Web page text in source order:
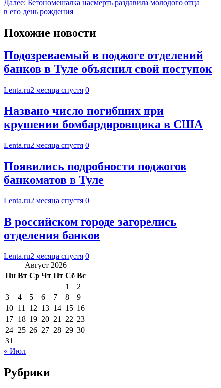
Далее: Бетономешалка насмерть раздавила молодого отца
в его день рождения
Похожие новости
Подозреваемый в поджоге отделений
банков в Туле объяснил свой поступок
Lenta.ru2 месяца спустя 0
Названо число погибших при
крушении бомбардировщика в США
Lenta.ru2 месяца спустя 0
Появились подробности поджогов
банкоматов в Туле
Lenta.ru2 месяца спустя 0
В российском городе загорелись
отделения банков
Lenta.ru2 месяца спустя 0
Август 2026
Пн Вт Ср Чт Пт Сб Вс
1
2
3
4 5 6 7 8
9
10 11 12 13 14 15 16
17 18 19 20 21 22 23
24 25 26 27 28 29 30
31
« Июл
Рубрики